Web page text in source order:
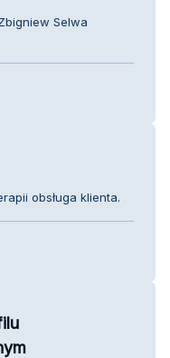
Selwa
obsługa klienta.